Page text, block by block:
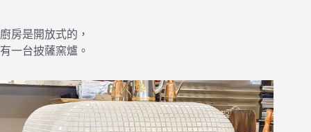
廚房是開放式的，
有一台披薩窯爐。